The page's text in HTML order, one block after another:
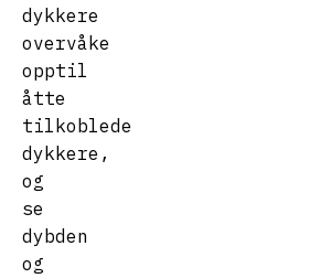
dykkere
overvåke
opptil
åtte
tilkoblede
dykkere,
og
se
dybden
og